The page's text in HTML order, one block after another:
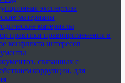
экспертиза
материалы
материалы
практики правоприменения в
конфликта интересов
связанных с
коррупции, для